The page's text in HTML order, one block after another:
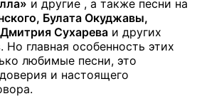
и другие , а также песни на
Булата Окуджавы,
Сухарева и других
главная особенность этих
любимые песни, это
и настоящего